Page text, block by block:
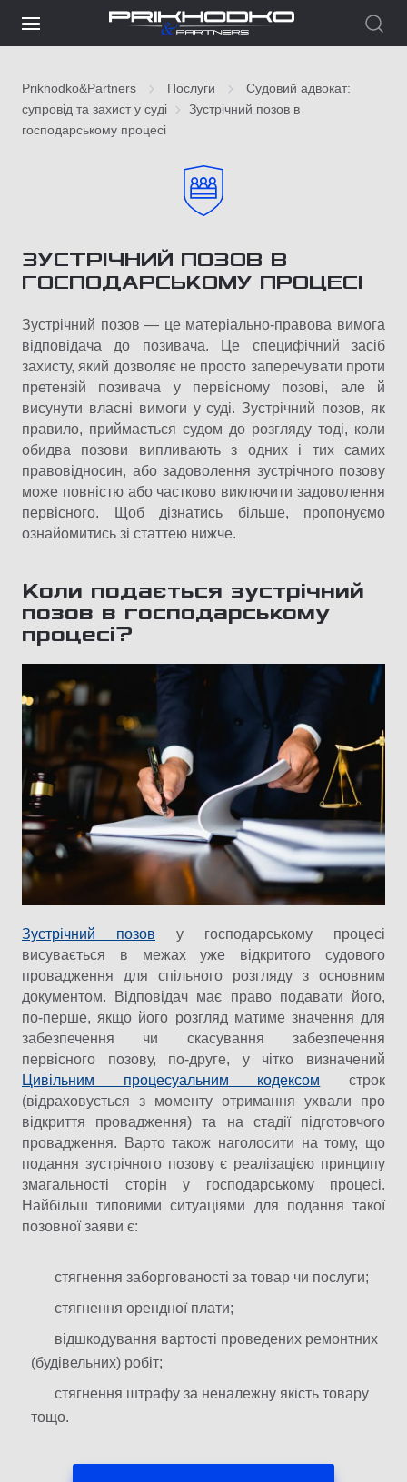
Prikhodko&Partners Послуги
Судовий адвокат:
супровід та захист у суді
Зустрічний позов в
господарському процесі
ЗУСТРІЧНИЙ ПОЗОВ В
ГОСПОДАРСЬКОМУ ПРОЦЕСІ
Зустрічний позов — це матеріально-правова вимога
відповідача до позивача. Це специфічний засіб
захисту, який дозволяє не просто заперечувати проти
претензій позивача у первісному позові, але й
висунути власні вимоги у суді. Зустрічний позов, як
правило, приймається судом до розгляду тоді, коли
обидва позови випливають з одних і тих самих
правовідносин, або задоволення зустрічного позову
може повністю або частково виключити задоволення
первісного. Щоб дізнатись більше, пропонуємо
ознайомитись зі статтею нижче.
Коли подається зустрічний
позов в господарському
процесі?
Зустрічний позов у господарському процесі
висувається в межах уже відкритого судового
провадження для спільного розгляду з основним
документом. Відповідач має право подавати його,
по-перше, якщо його розгляд матиме значення для
забезпечення чи скасування забезпечення
первісного позову, по-друге, у чітко визначений
Цивільним процесуальним кодексом строк
(відраховується з моменту отримання ухвали про
відкриття провадження) та на стадії підготовчого
провадження. Варто також наголосити на тому, що
подання зустрічного позову є реалізацією принципу
змагальності сторін у господарському процесі.
Найбільш типовими ситуаціями для подання такої
позовної заяви є:
стягнення заборгованості за товар чи послуги;
стягнення орендної плати;
відшкодування вартості проведених ремонтних
(будівельних) робіт;
стягнення штрафу за неналежну якість товару
тощо.